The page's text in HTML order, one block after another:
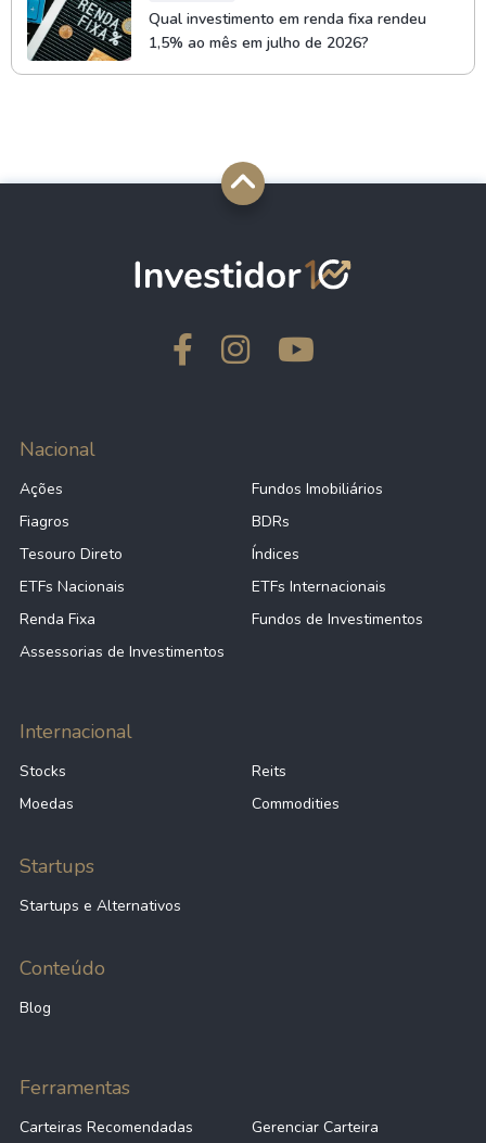
Qual investimento em renda fixa rendeu
1,5% ao mês em julho de 2026?
Nacional
Ações
Fundos Imobiliários
Fiagros
BDRs
Tesouro Direto
Índices
ETFs Nacionais
ETFs Internacionais
Renda Fixa
Fundos de Investimentos
Assessorias de Investimentos
Internacional
Stocks
Reits
Moedas
Commodities
Startups
Startups e Alternativos
Conteúdo
Blog
Ferramentas
Carteiras Recomendadas
Gerenciar Carteira